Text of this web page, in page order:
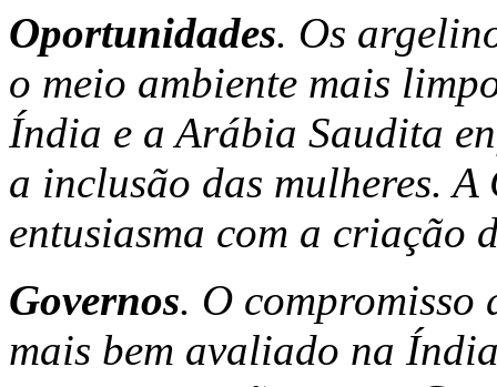
Oportunidades. Os
o meio ambiente mais
Índia e a Arábia Saudita
a inclusão das mulheres.
entusiasma com a criação
Governos. O compromisso
mais bem avaliado na